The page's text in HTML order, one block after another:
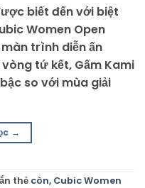
biết đến với biệt
Women Open
trình diễn ấn
tứ kết, Gấm Kami
so với mùa giải
→
thẻ còn, Cubic Women